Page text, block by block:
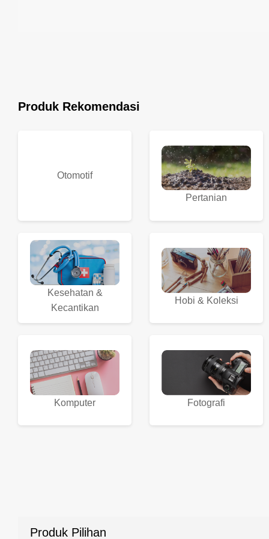
Produk Rekomendasi
Otomotif
Pertanian
Kesehatan &
Kecantikan
Hobi & Koleksi
Komputer Fotografi
Produk Pilihan